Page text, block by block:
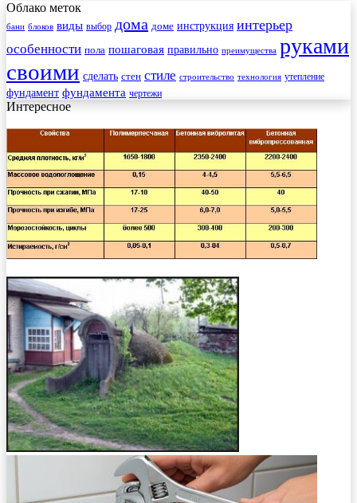
Облако меток
бани блоков виды выбор дома доме инструкция интерьер
особенности пола пошаговая правильно преимущества руками
своими сделать стен стиле строительство технология утепление
фундамент фундамента чертежи
Интересное